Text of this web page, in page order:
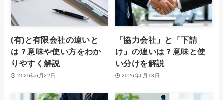
(有)と有限会社の違いと
は？意味や使い方をわか
りやすく解説
2026年6月22日
「協力会社」と「下請
け」の違いは？意味と使
い分けを解説
2026年6月18日